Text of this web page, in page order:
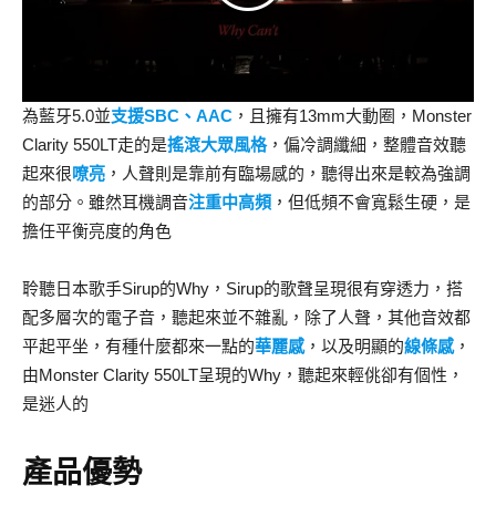
為藍牙5.0並支援SBC、AAC ，且擁有13mm大動圈，Monster
Clarity 550LT走的是搖滾大眾風格，偏冷調纖細，整體音效聽
起來很嘹亮 ，人聲則是靠前有臨場感的，聽得出來是較為強調
的部分。雖然耳機調音注重中高頻 ，但低頻不會寬鬆生硬，是
擔任平衡亮度的角色
聆聽日本歌手Sirup的Why，Sirup的歌聲呈現很有穿透力，搭
配多層次的電子音，聽起來並不雜亂，除了人聲，其他音效都
平起平坐，有種什麼都來一點的華麗感，以及明顯的線條感，
由Monster Clarity 550LT呈現的Why，聽起來輕佻卻有個性，
是迷人的
產品優勢